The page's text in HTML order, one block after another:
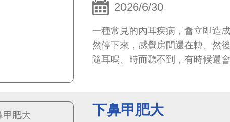
2026/6/30
一種常見的內耳疾病，會立即造
然停下來，感覺房間還在轉、然
隨耳鳴、時而聽不到，有時候還
下鼻甲肥大